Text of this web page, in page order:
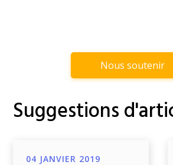
Nous soutenir
Suggestions
04 JANVIER 2019